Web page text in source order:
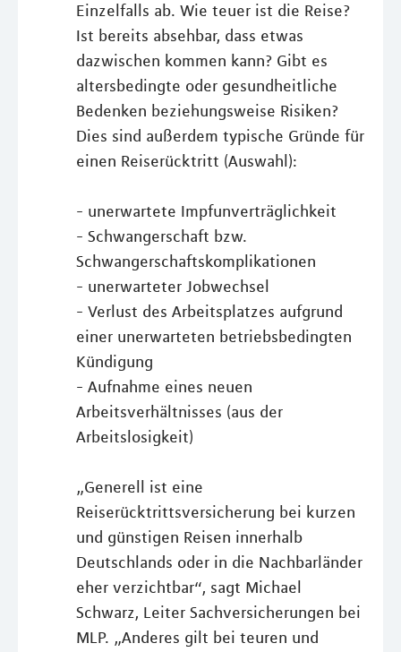
Einzelfalls ab. Wie teuer ist die Reise?
Ist bereits absehbar, dass etwas
dazwischen kommen kann? Gibt es
altersbedingte oder gesundheitliche
Bedenken beziehungsweise Risiken?
Dies sind außerdem typische Gründe für
einen Reiserücktritt (Auswahl):
- unerwartete Impfunverträglichkeit
- Schwangerschaft bzw.
Schwangerschaftskomplikationen
- unerwarteter Jobwechsel
- Verlust des Arbeitsplatzes aufgrund
einer unerwarteten betriebsbedingten
Kündigung
- Aufnahme eines neuen
Arbeitsverhältnisses (aus der
Arbeitslosigkeit)
„Generell ist eine
Reiserücktrittsversicherung bei kurzen
und günstigen Reisen innerhalb
Deutschlands oder in die Nachbarländer
eher verzichtbar“, sagt Michael
Schwarz, Leiter Sachversicherungen bei
MLP. „Anderes gilt bei teuren und